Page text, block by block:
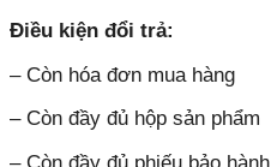
Điều kiện đổi trả:
– Còn hóa đơn mua hàng
– Còn đầy đủ hộp sản phẩm